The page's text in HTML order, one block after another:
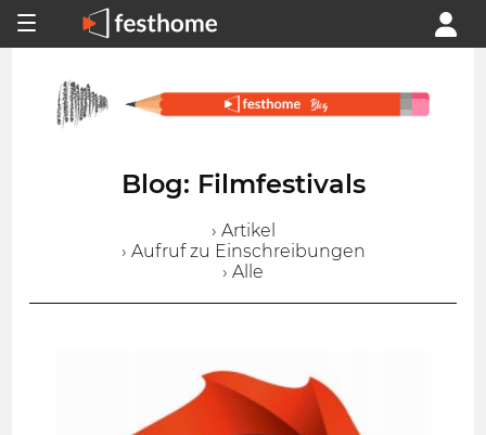
Blog: Filmfestivals
› Artikel
› Aufruf zu Einschreibungen
› Alle